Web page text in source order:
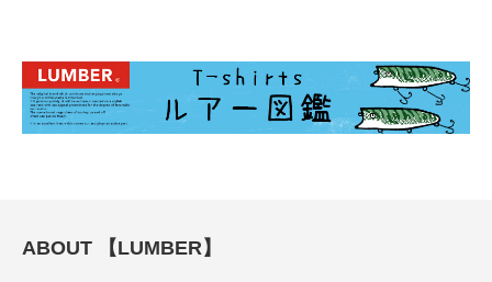
ABOUT 【LUMBER】